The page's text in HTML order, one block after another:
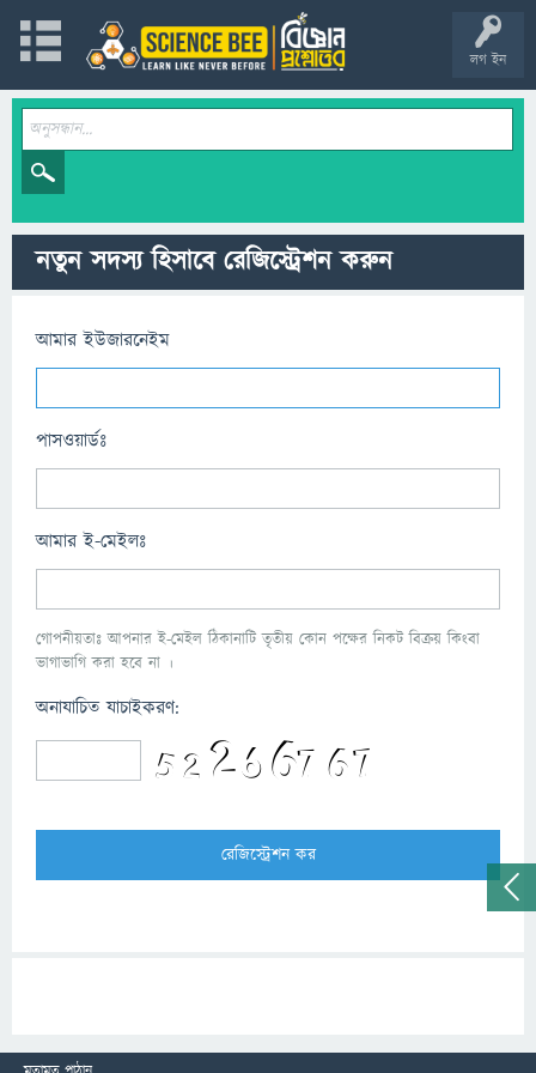
লগ ইন
নতুন সদস্য হিসাবে রেজিস্ট্রেশন করুন
আমার ইউজারনেইম
পাসওয়ার্ডঃ
আমার ই-মেইলঃ
গোপনীয়তাঃ আপনার ই-মেইল ঠিকানাটি তৃতীয় কোন পক্ষের নিকট বিক্রয় কিংবা
ভাগাভাগি করা হবে না ।
অনাযাচিত যাচাইকরণ: